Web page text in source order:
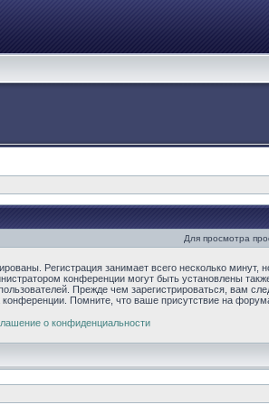
Для просмотра
Регистрация занимает всего несколько минут,
конференции могут быть установлены
Прежде чем зарегистрироваться, вам
Помните, что ваше присутствие на
о конфиденциальности